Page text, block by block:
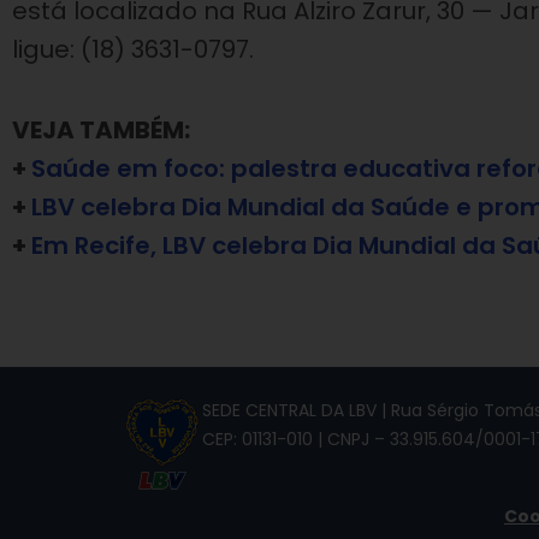
está localizado na Rua Alziro Zarur, 30 —
ligue: (18) 3631-0797.
VEJA TAMBÉM:
+ Saúde em foco: palestra educativa
+ LBV celebra Dia Mundial da Saúde e
+ Em Recife, LBV celebra Dia Mundial da
SEDE CENTRAL DA LBV | Rua Sérgio
CEP: 01131-010 | CNPJ – 33.915.604/